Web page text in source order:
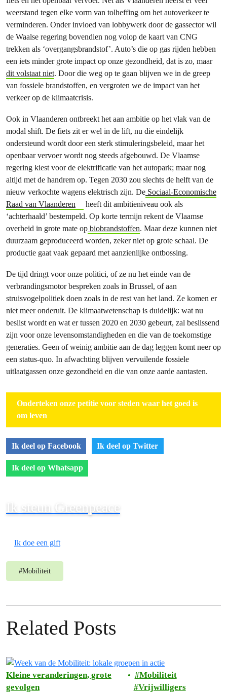
weerstand tegen elke vorm van tolheffing om het autoverkeer te
verminderen. Onder invloed van lobbywerk door de gassector wil
de Waalse regering bovendien nog volop de kaart van CNG
trekken als ‘overgangsbrandstof’. Auto’s die op gas rijden hebben
een iets minder grote impact op onze gezondheid, dat is zo, maar
dit volstaat niet. Door die weg op te gaan blijven we in de greep
van fossiele brandstoffen, en vergroten we de impact van het
verkeer op de klimaatcrisis.
Ook in Vlaanderen ontbreekt het aan ambitie op het vlak van de
modal shift. De fiets zit er wel in de lift, nu die eindelijk
ondersteund wordt door een sterk stimuleringsbeleid, maar het
openbaar vervoer wordt nog steeds afgebouwd. De Vlaamse
regering kiest voor de elektrificatie van het autopark; maar nog
altijd met de handrem op. Tegen 2030 zou slechts de helft van de
nieuw verkochte wagens elektrisch zijn. De Sociaal-Economische
Raad van Vlaanderen
heeft dit ambitieniveau ook als
‘achterhaald’ bestempeld. Op korte termijn rekent de Vlaamse
overheid in grote mate op biobrandstoffen. Maar deze kunnen niet
duurzaam geproduceerd worden, zeker niet op grote schaal. De
productie gaat vaak gepaard met aanzienlijke ontbossing.
De tijd dringt voor onze politici, of ze nu het einde van de
verbrandingsmotor bespreken zoals in Brussel, of aan
struisvogelpolitiek doen zoals in de rest van het land. Ze komen er
niet meer onderuit. De klimaatwetenschap is duidelijk: wat nu
beslist wordt en wat er tussen 2020 en 2030 gebeurt, zal beslissend
zijn voor onze levensomstandigheden en die van de toekomstige
generaties. Geen of weinig ambitie aan de dag leggen komt neer op
een status-quo. In afwachting blijven vervuilende fossiele
uitlaatgassen onze gezondheid en die van onze aarde aantasten.
Onderteken onze petitie voor steden waar het goed is
om leven
Ik deel op Facebook Ik deel op Twitter
Ik deel op Whatsapp
Ik steun Greenpeace
Ik doe een gift
#Mobiliteit
Related Posts
Kleine veranderingen, grote
gevolgen
Mobiliteit
Vrijwilligers